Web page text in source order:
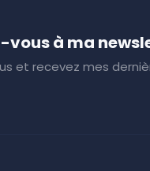
vous à ma
et recevez mes